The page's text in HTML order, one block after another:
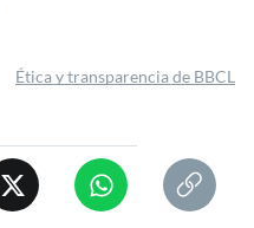
Ética y transparencia de BBCL